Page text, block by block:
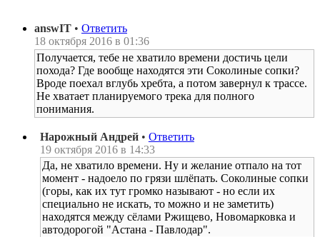
answIT • Ответить
18 октября 2016 в 01:36
Получается, тебе не хватило времени достичь цели
похода? Где вообще находятся эти Соколиные сопки?
Вроде поехал вглубь хребта, а потом завернул к трассе.
Не хватает планируемого трека для полного
понимания.
Нарожный Андрей • Ответить
19 октября 2016 в 14:33
Да, не хватило времени. Ну и желание отпало на тот
момент - надоело по грязи шлёпать. Соколиные сопки
(горы, как их тут громко называют - но если их
специально не искать, то можно и не заметить)
находятся между сёлами Ржищево, Новомарковка и
автодорогой "Астана - Павлодар".